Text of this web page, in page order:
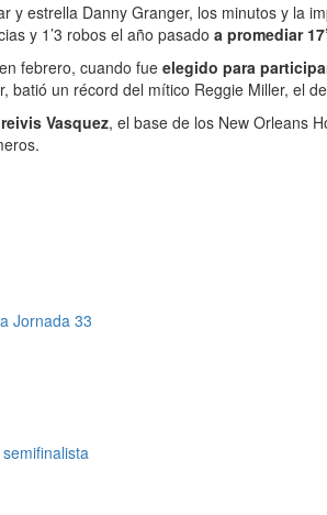
estrella Danny Granger, los minutos y la
y 1’3 robos el año pasado a promediar
febrero, cuando fue elegido para
batió un récord del mítico Reggie Miller, el
Vasquez, el base de los New Orleans
Jornada 33